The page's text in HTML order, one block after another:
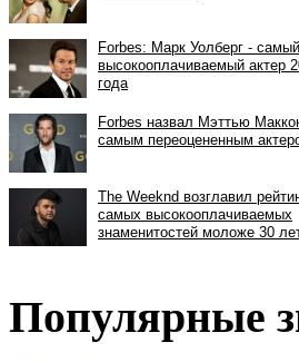
Популярные